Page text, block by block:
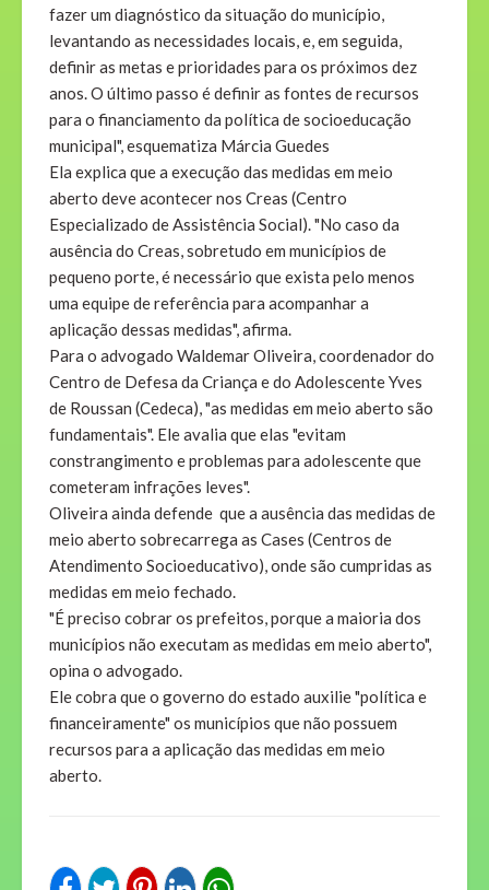
fazer um diagnóstico da situação do município,
levantando as necessidades locais, e, em seguida,
definir as metas e prioridades para os próximos dez
anos. O último passo é definir as fontes de recursos
para o financiamento da política de socioeducação
municipal", esquematiza Márcia Guedes
Ela explica que a execução das medidas em meio
aberto deve acontecer nos Creas (Centro
Especializado de Assistência Social). "No caso da
ausência do Creas, sobretudo em municípios de
pequeno porte, é necessário que exista pelo menos
uma equipe de referência para acompanhar a
aplicação dessas medidas", afirma.
Para o advogado Waldemar Oliveira, coordenador do
Centro de Defesa da Criança e do Adolescente Yves
de Roussan (Cedeca), "as medidas em meio aberto são
fundamentais". Ele avalia que elas "evitam
constrangimento e problemas para adolescente que
cometeram infrações leves".
Oliveira ainda defende que a ausência das medidas de
meio aberto sobrecarrega as Cases (Centros de
Atendimento Socioeducativo), onde são cumpridas as
medidas em meio fechado.
"É preciso cobrar os prefeitos, porque a maioria dos
municípios não executam as medidas em meio aberto",
opina o advogado.
Ele cobra que o governo do estado auxilie "política e
financeiramente" os municípios que não possuem
recursos para a aplicação das medidas em meio
aberto.